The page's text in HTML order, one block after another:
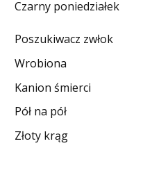
Czarny poniedziałek
Poszukiwacz zwłok
Wrobiona
Kanion śmierci
Pół na pół
Złoty krąg